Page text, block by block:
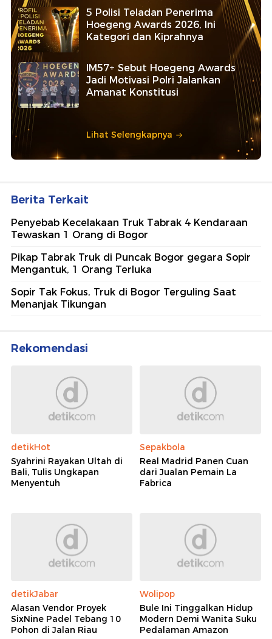
5 Polisi Teladan Penerima
Hoegeng Awards 2026, Ini
Kategori dan Kiprahnya
IM57+ Sebut Hoegeng Awards
Jadi Motivasi Polri Jalankan
Amanat Konstitusi
Lihat Selengkapnya
Berita Terkait
Penyebab Kecelakaan Truk Tabrak 4 Kendaraan
Tewaskan 1 Orang di Bogor
Pikap Tabrak Truk di Puncak Bogor gegara Sopir
Mengantuk, 1 Orang Terluka
Sopir Tak Fokus, Truk di Bogor Terguling Saat
Menanjak Tikungan
Rekomendasi
detikHot
Syahrini Rayakan Ultah di
Bali, Tulis Ungkapan
Menyentuh
Sepakbola
Real Madrid Panen Cuan
dari Jualan Pemain La
Fabrica
detikJabar
Alasan Vendor Proyek
SixNine Padel Tebang 10
Pohon di Jalan Riau
Wolipop
Bule Ini Tinggalkan Hidup
Modern Demi Wanita Suku
Pedalaman Amazon